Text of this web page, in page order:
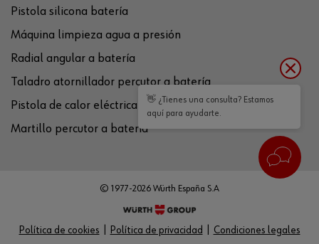
Pistola silicona batería
Máquina limpieza agua a presión
Radial angular a batería
Taladro atornillador percutor a batería
Pistola de calor eléctrica
Martillo percutor a batería
Política de cookies Política de privacidad Condiciones legales
© 1977-2026 Würth España S.A
👋 ¿Tienes una consulta? Estamos
aquí para ayudarte.